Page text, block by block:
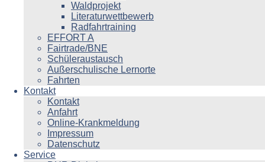
Waldprojekt
Literaturwettbewerb
Radfahrtraining
EFFORT A
Fairtrade/BNE
Schüleraustausch
Außerschulische Lernorte
Fahrten
Kontakt
Kontakt
Anfahrt
Online-Krankmeldung
Impressum
Datenschutz
Service